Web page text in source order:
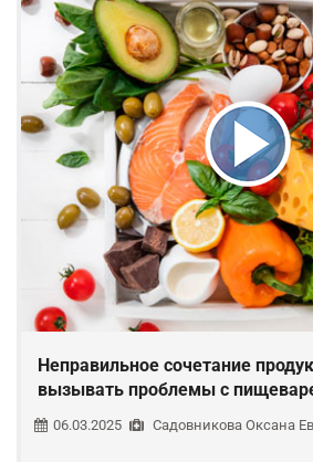
Неправильное сочетание
вызывать проблемы с
06.03.2025 Садовникова Оксана